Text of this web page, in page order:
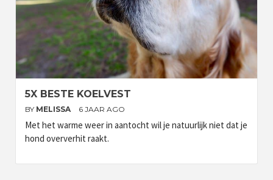
5X BESTE KOELVEST
BY MELISSA 6 JAAR AGO
Met het warme weer in aantocht wil je natuurlijk niet dat je
hond oververhit raakt.